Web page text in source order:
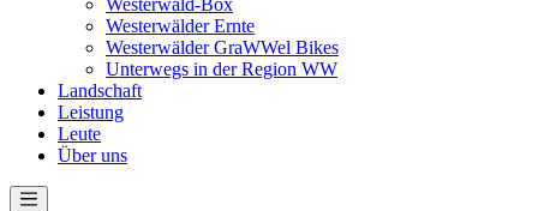
Westerwald-Box
Westerwälder Ernte
Westerwälder GraWWel Bikes
Unterwegs in der Region WW
Landschaft
Leistung
Leute
Über uns